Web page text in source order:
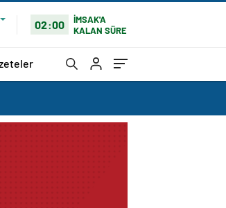
02:00
İMSAK'A
KALAN SÜRE